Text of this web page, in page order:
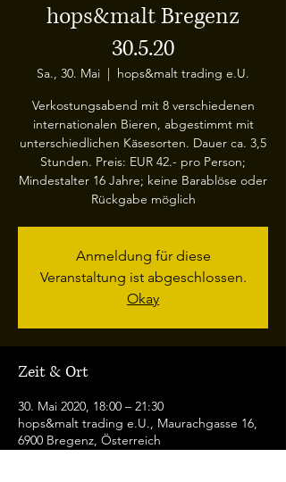
hops&malt Bregenz
30.5.20
Sa., 30. Mai
  |
hops&malt trading e.U.
Verkostungsabend mit 8 verschiedenen
internationalen Bieren, abgestimmt mit
unterschiedlichen Käsesorten. Dauer ca. 3,5
Stunden. Preis: EUR 42.- pro Person;
Mindestalter 16 Jahre; keine Barablöse oder
Rückgabe möglich
Anmeldung für diese
Veranstaltung ist abgeschlossen.
Okay
Zeit & Ort
30. Mai 2020, 18:00 – 21:30
hops&malt trading e.U., Maurachgasse 16,
6900 Bregenz, Österreich